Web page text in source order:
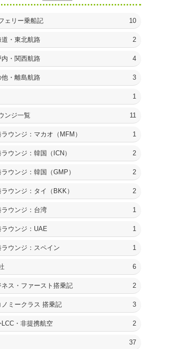
ェリー乗船記 10
道・東北航路 2
内・関西航路 4
他・離島航路 3
1
ンジ一覧 11
ラウンジ：マカオ（MFM） 1
ウンジ：韓国（ICN） 2
ラウンジ：韓国（GMP） 2
ラウンジ：タイ（BKK） 2
ラウンジ：台湾 1
ラウンジ：UAE 1
ラウンジ：スペイン 1
6
ネス・ファースト搭乗記 2
ノミークラス 搭乗記 3
LCC・非提携航空 2
37